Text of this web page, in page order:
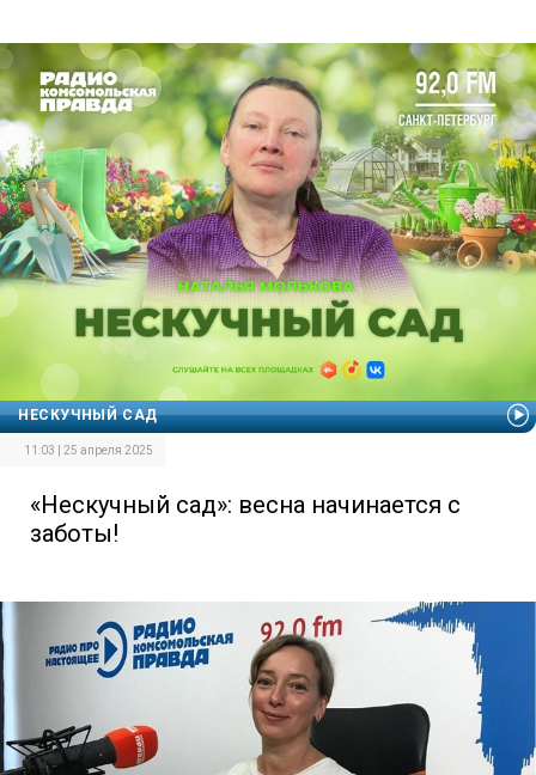
НЕСКУЧНЫЙ САД
11:03 | 25 апреля 2025
«Нескучный сад»: весна начинается с
заботы!